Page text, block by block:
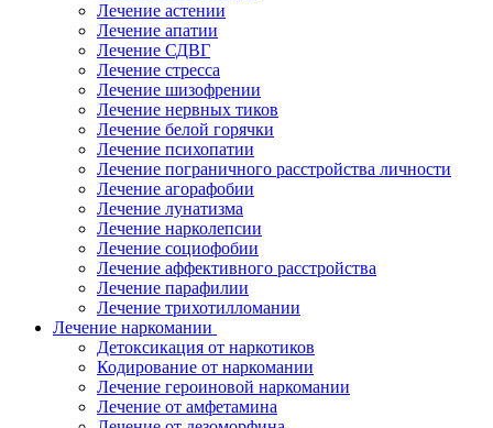
Лечение астении
Лечение апатии
Лечение СДВГ
Лечение стресса
Лечение шизофрении
Лечение нервных тиков
Лечение белой горячки
Лечение психопатии
Лечение пограничного расстройства личности
Лечение агорафобии
Лечение лунатизма
Лечение нарколепсии
Лечение социофобии
Лечение аффективного расстройства
Лечение парафилии
Лечение трихотилломании
Лечение наркомании
Детоксикация от наркотиков
Кодирование от наркомании
Лечение героиновой наркомании
Лечение от амфетамина